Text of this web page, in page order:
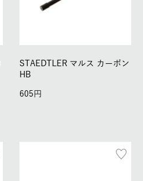
STAEDTLER マルス カーボン
HB
605